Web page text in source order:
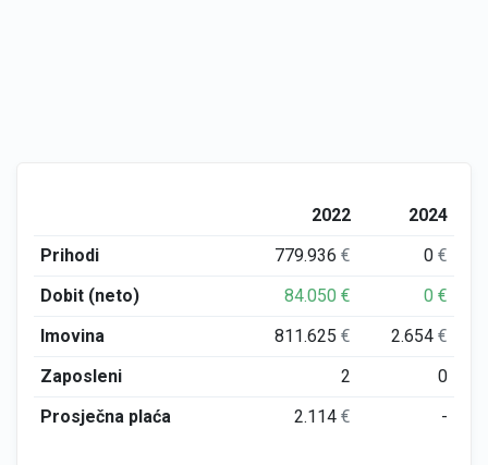
2022
2024
Prihodi
779.936€ 0€
Dobit (neto)
84.050€ 0€
Imovina
811.625€ 2.654€
Zaposleni
2
0
Prosječna plaća
2.114€ -